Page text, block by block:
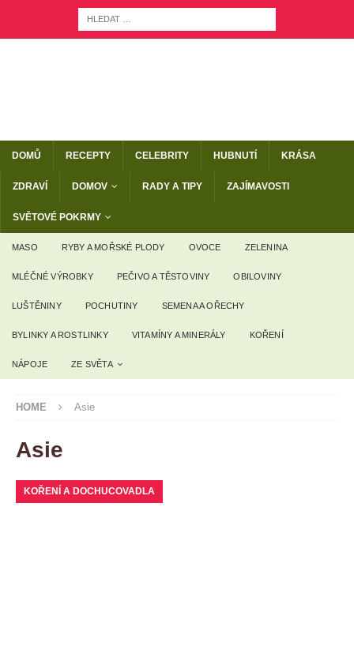
DOMŮ RECEPTY CELEBRITY HUBNUTÍ KRÁSA
ZDRAVÍ DOMOV RADY A TIPY ZAJÍMAVOSTI
SVĚTOVÉ POKRMY
MASO RYBY A MOŘSKÉ PLODY OVOCE ZELENINA
MLÉČNÉ VÝROBKY PEČIVO A TĚSTOVINY OBILOVINY
LUŠTĚNINY POCHUTINY SEMENA A OŘECHY
BYLINKY A ROSTLINKY VITAMÍNY A MINERÁLY KOŘENÍ
NÁPOJE ZE SVĚTA
HOME Asie
Asie
KOŘENÍ A DOCHUCOVADLA